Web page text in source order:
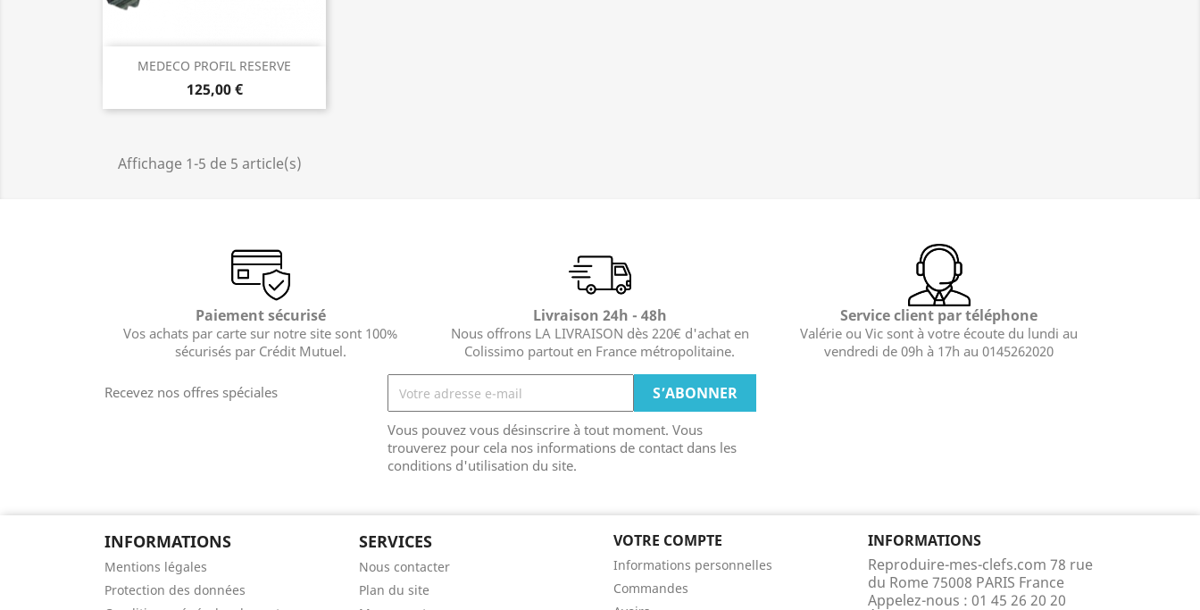
MEDECO PROFIL RESERVE
125,00 €
Aperçu rapide
Affichage 1-5 de 5 article(s)
Paiement sécurisé
Vos achats par carte sur notre site sont 100%
sécurisés par Crédit Mutuel.
Livraison 24h - 48h
Nous offrons LA LIVRAISON dès 220€ d'achat en
Colissimo partout en France métropolitaine.
Service client par téléphone
Valérie ou Vic sont à votre écoute du lundi au
vendredi de 09h à 17h au 0145262020
Recevez nos offres spéciales
Vous pouvez vous désinscrire à tout moment. Vous
trouverez pour cela nos informations de contact dans les
conditions d'utilisation du site.
INFORMATIONS
Mentions légales
Protection des données
SERVICES
Nous contacter
Plan du site
VOTRE COMPTE
Informations personnelles
Commandes
INFORMATIONS
Reproduire-mes-clefs.com 78 rue
du Rome 75008 PARIS France
Appelez-nous : 01 45 26 20 20